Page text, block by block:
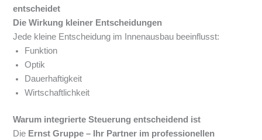
entscheidet
Die Wirkung kleiner Entscheidungen
Jede kleine Entscheidung im Innenausbau beeinflusst:
Funktion
Optik
Dauerhaftigkeit
Wirtschaftlichkeit
Warum integrierte Steuerung entscheidend ist
Die Ernst Gruppe – Ihr Partner im professionellen